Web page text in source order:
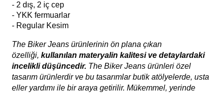
- 2 dış, 2 iç cep
- YKK fermuarlar
- Regular Kesim
The Biker Jeans ürünlerinin ön plana çıkan
özelliği, kullanılan materyalin kalitesi ve detaylardaki
incelikli düşüncedir. The Biker Jeans ürünleri özel
tasarım ürünlerdir ve bu tasarımlar butik atölyelerde, usta
eller yardımı ile bir araya getirilir. Mükemmel, yerinde